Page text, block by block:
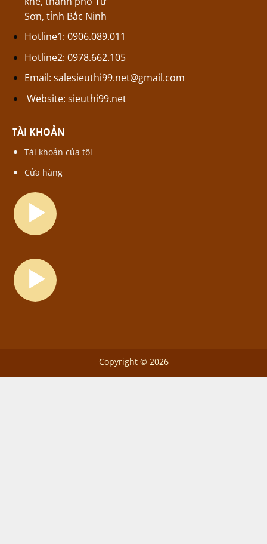
Sơn, tỉnh Bắc Ninh
Hotline1: 0906.089.011
Hotline2: 0978.662.105
Email: salesieuthi99.net@gmail.com
Website: sieuthi99.net
TÀI KHOẢN
Tài khoản của tôi
Cửa hàng
Copyright © 2026